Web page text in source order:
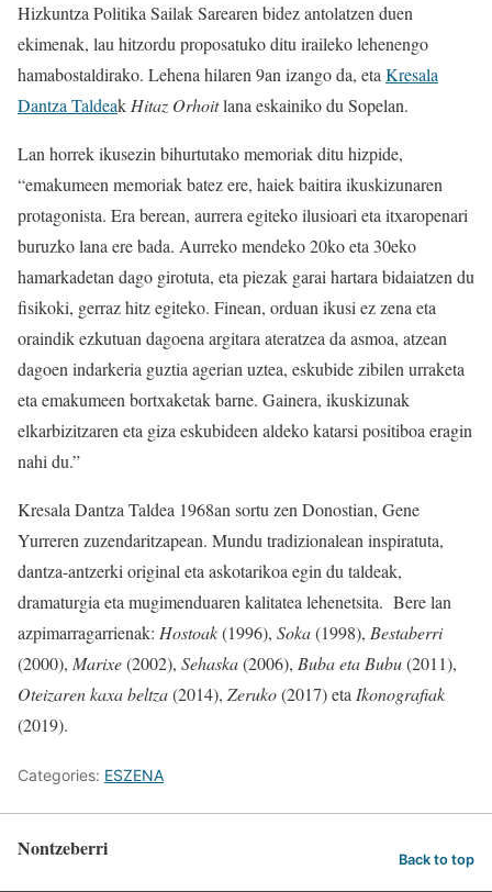
Hizkuntza Politika Sailak Sarearen bidez antolatzen duen
ekimenak, lau hitzordu proposatuko ditu iraileko lehenengo
hamabostaldirako. Lehena hilaren 9an izango da, etaKresala
Dantza TaldeakHitaz Orhoitlana eskainiko du Sopelan.
Lan horrek ikusezin bihurtutako memoriak ditu hizpide,
“emakumeen memoriak batez ere, haiek baitira ikuskizunaren
protagonista. Era berean, aurrera egiteko ilusioari eta itxaropenari
buruzko lana ere bada. Aurreko mendeko 20ko eta 30eko
hamarkadetan dago girotuta, eta piezak garai hartara bidaiatzen du
fisikoki, gerraz hitz egiteko. Finean, orduan ikusi ez zena eta
oraindik ezkutuan dagoena argitara ateratzea da asmoa, atzean
dagoen indarkeria guztia agerian uztea, eskubide zibilen urraketa
eta emakumeen bortxaketak barne. Gainera, ikuskizunak
elkarbizitzaren eta giza eskubideen aldeko katarsi positiboa eragin
nahi du.”
Kresala Dantza Taldea 1968an sortu zen Donostian, Gene
Yurreren zuzendaritzapean. Mundu tradizionalean inspiratuta,
dantza-antzerki original eta askotarikoa egin du taldeak,
dramaturgia eta mugimenduaren kalitatea lehenetsita. Bere lan
azpimarragarrienak: Hostoak(1996), Soka(1998), Bestaberri
(2000), Marixe(2002), Sehaska(2006), Buba eta Bubu(2011),
Oteizaren kaxa beltza(2014), Zeruko(2017) etaIkonografiak
(2019).
Categories: ESZENA
Nontzeberri Back to top